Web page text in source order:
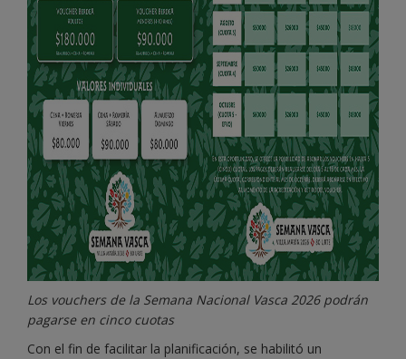
Los vouchers de la Semana Nacional Vasca 2026 podrán
pagarse en cinco cuotas
Con el fin de facilitar la planificación, se habilitó un